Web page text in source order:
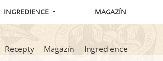
INGREDIENCE MAGAZÍN
Recepty Magazín
Ingredience